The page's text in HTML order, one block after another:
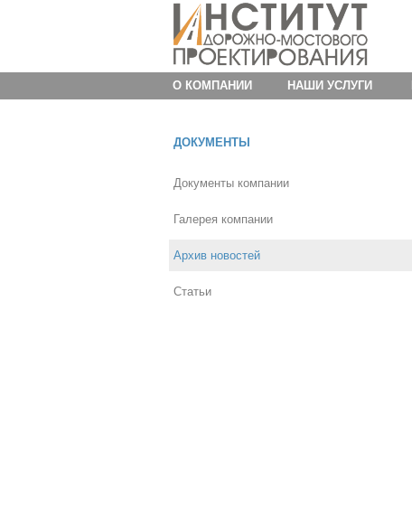
О КОМПАНИИ НАШИ УСЛУГИ
ДОКУМЕНТЫ
Документы компании
Галерея компании
Архив новостей
Статьи